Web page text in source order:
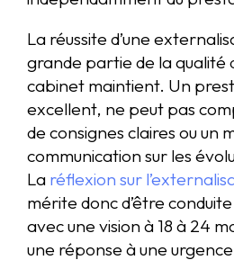
La réussite d’une
grande partie de la qualité
cabinet maintient. Un
excellent, ne peut pas
de consignes claires ou un
communication sur les
La réflexion sur
mérite donc d’être
avec une vision à 18 à 24
une réponse à une